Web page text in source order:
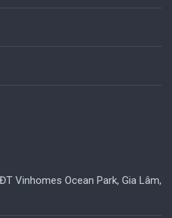
Vinhomes Ocean Park, Gia Lâm,